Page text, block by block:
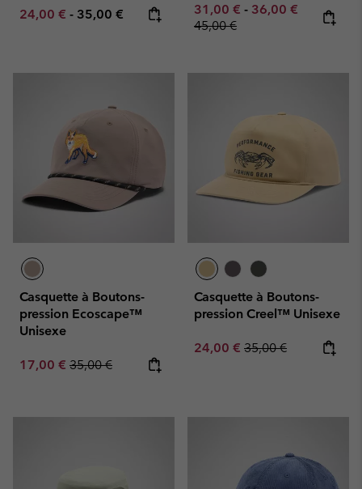
Minimum sale price:
24,00 € - Maximum price:
35,00 €
Minimum sale price:
31,00 € - Maximum sale
36,00 € Regular
45,00 €
Casquette à Boutons-
pression Ecoscape™
Unisexe
Sale price:
17,00 € Regular price:
35,00 €
Casquette à Boutons-
pression Creel™ Unisexe
Sale price:
24,00 € Regular price:
35,00 €